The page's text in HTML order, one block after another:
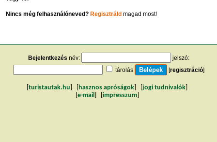
Nincs még felhasználóneved? Regisztráldmagad most!
Bejelentkezés név:
jelszó:
tárolás
[regisztráció]
turistautak.hu hasznos apróságok jogi tudnivalók
e-mail impresszum]